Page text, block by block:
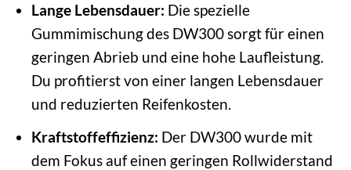
Lange Lebensdauer: Die spezielle
Gummimischung des DW300 sorgt für einen
geringen Abrieb und eine hohe Laufleistung.
Du profitierst von einer langen Lebensdauer
und reduzierten Reifenkosten.
Kraftstoffeffizienz: Der DW300 wurde mit
dem Fokus auf einen geringen Rollwiderstand